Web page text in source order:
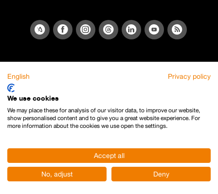
English Privacy policy
We use cookies
We may place these for analysis of our visitor data, to improve our website,
show personalised content and to give you a great website experience. For
more information about the cookies we use open the settings.
Accept all
No, adjust Deny